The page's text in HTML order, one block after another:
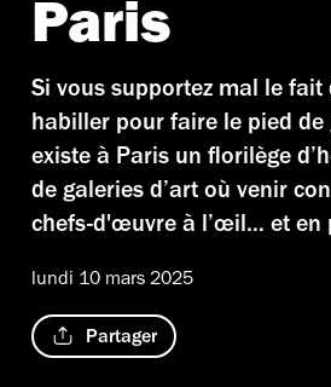
Paris
Si vous supportez mal le fait
habiller pour faire le pied de
existe à Paris un florilège
de galeries d’art où venir
chefs-d'œuvre à l’œil… et en
lundi 10 mars 2025
Partager